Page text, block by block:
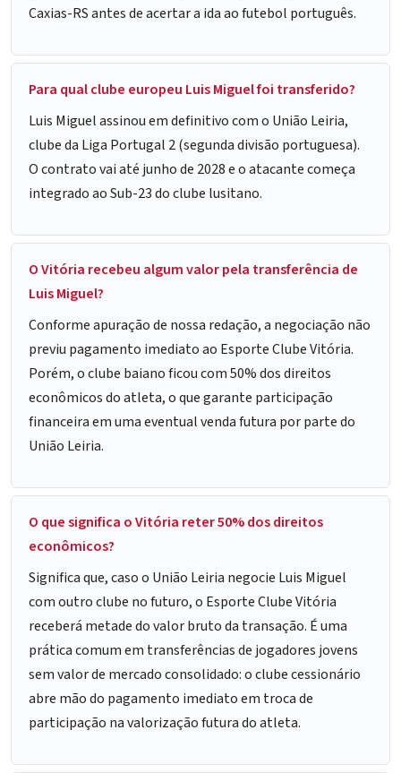
Caxias-RS antes de acertar a ida ao futebol português.
Para qual clube europeu Luis Miguel foi transferido?
Luis Miguel assinou em definitivo com o União Leiria,
clube da Liga Portugal 2 (segunda divisão portuguesa).
O contrato vai até junho de 2028 e o atacante começa
integrado ao Sub-23 do clube lusitano.
O Vitória recebeu algum valor pela transferência de
Luis Miguel?
Conforme apuração de nossa redação, a negociação não
previu pagamento imediato ao Esporte Clube Vitória.
Porém, o clube baiano ficou com 50% dos direitos
econômicos do atleta, o que garante participação
financeira em uma eventual venda futura por parte do
União Leiria.
O que significa o Vitória reter 50% dos direitos
econômicos?
Significa que, caso o União Leiria negocie Luis Miguel
com outro clube no futuro, o Esporte Clube Vitória
receberá metade do valor bruto da transação. É uma
prática comum em transferências de jogadores jovens
sem valor de mercado consolidado: o clube cessionário
abre mão do pagamento imediato em troca de
participação na valorização futura do atleta.